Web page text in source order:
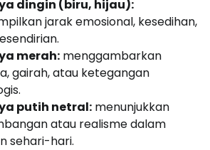
dingin (biru, hijau):
jarak emosional, kesedihan,
merah: menggambarkan
gairah, atau ketegangan
putih netral: menunjukkan
atau realisme dalam
sehari-hari.